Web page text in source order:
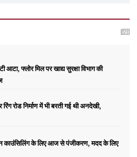
आटा, फ्लोर मिल पर खाद्य सुरक्षा विभाग की
रोड निर्माण में भी बरती गई थी अनदेखी,
काउंसिलिंग के लिए आज से पंजीकरण, मदद के लिए